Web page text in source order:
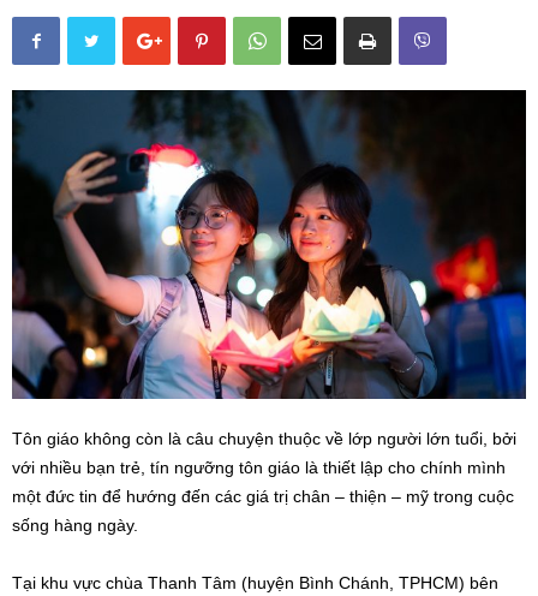
Tôn giáo không còn là câu chuyện thuộc về lớp người lớn tuổi, bởi
với nhiều bạn trẻ, tín ngưỡng tôn giáo là thiết lập cho chính mình
một đức tin để hướng đến các giá trị chân – thiện – mỹ trong cuộc
sống hàng ngày.
Tại khu vực chùa Thanh Tâm (huyện Bình Chánh, TPHCM) bên